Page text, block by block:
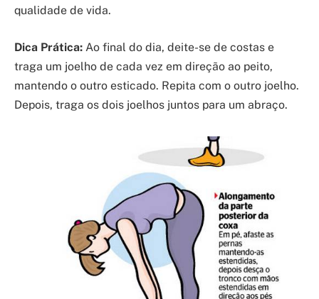
qualidade de vida.
Dica Prática: Ao final do dia, deite-se de costas e
traga um joelho de cada vez em direção ao peito,
mantendo o outro esticado. Repita com o outro joelho.
Depois, traga os dois joelhos juntos para um abraço.